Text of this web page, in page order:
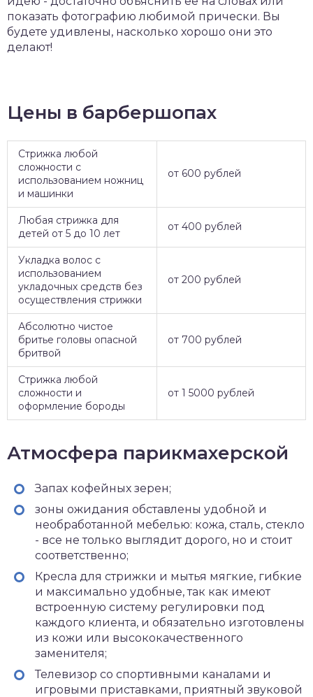
показать фотографию любимой прически. Вы
будете удивлены, насколько хорошо они это
делают!
Цены в барбершопах
Стрижка любой
сложности с
использованием ножниц
и машинки
от 600 рублей
Любая стрижка для
детей от 5 до 10 лет
от 400 рублей
Укладка волос с
использованием
укладочных средств без
осуществления стрижки
от 200 рублей
Абсолютно чистое
бритье головы опасной
бритвой
от 700 рублей
Стрижка любой
сложности и
оформление бороды
от 1 5000 рублей
Атмосфера парикмахерской
Запах кофейных зерен;
зоны ожидания обставлены удобной и
необработанной мебелью: кожа, сталь, стекло
- все не только выглядит дорого, но и стоит
соответственно;
Кресла для стрижки и мытья мягкие, гибкие
и максимально удобные, так как имеют
встроенную систему регулировки под
каждого клиента, и обязательно изготовлены
из кожи или высококачественного
заменителя;
Телевизор со спортивными каналами и
игровыми приставками, приятный звуковой